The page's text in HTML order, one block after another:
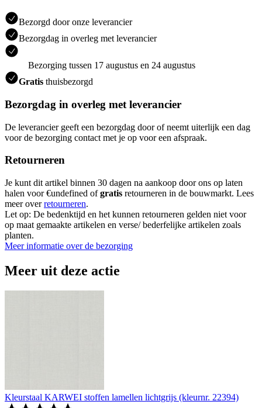
Bezorgd door onze leverancier
Bezorgdag in overleg met leverancier
Bezorging tussen 17 augustus en 24 augustus
Gratis thuisbezorgd
Bezorgdag in overleg met leverancier
De leverancier geeft een bezorgdag door of neemt uiterlijk een dag
voor de bezorging contact met je op voor een afspraak.
Retourneren
Je kunt dit artikel binnen 30 dagen na aankoop door ons op laten
halen voor €undefined ofgratis retourneren in de bouwmarkt. Lees
meer overretourneren.
Let op: De bedenktijd en het kunnen retourneren gelden niet voor
op maat gemaakte artikelen en verse/ bederfelijke artikelen zoals
planten.
Meer informatie over de bezorging
Meer uit deze actie
Kleurstaal KARWEI stoffen lamellen lichtgrijs (kleurnr. 22394)